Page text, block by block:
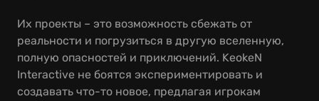
Их проекты – это возможность сбежать от
реальности и погрузиться в другую вселенную,
полную опасностей и приключений. KeokeN
Interactive не боятся экспериментировать и
создавать что-то новое, предлагая игрокам